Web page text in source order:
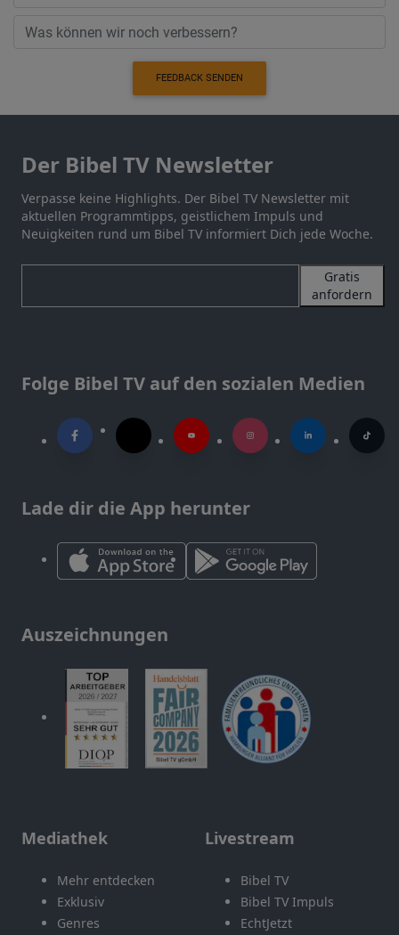
FEEDBACK SENDEN
Der Bibel TV Newsletter
Verpasse keine Highlights. Der Bibel TV Newsletter mit
aktuellen Programmtipps, geistlichem Impuls und
Neuigkeiten rund um Bibel TV informiert Dich jede Woche.
Gratis
anfordern
Folge Bibel TV auf den sozialen Medien
Lade dir die App herunter
Auszeichnungen
Mediathek
Mehr entdecken
Exklusiv
Genres
Livestream
Bibel TV
Bibel TV Impuls
EchtJetzt